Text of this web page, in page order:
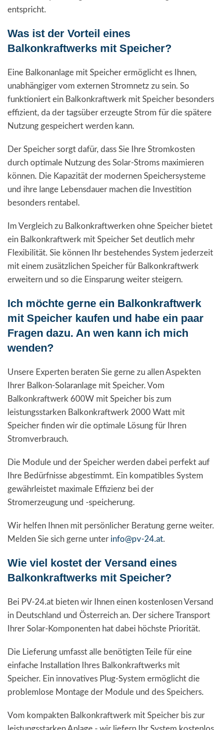
entspricht.
Was ist der Vorteil eines
Balkonkraftwerks mit Speicher?
Eine Balkonanlage mit Speicher ermöglicht es Ihnen,
unabhängiger vom externen Stromnetz zu sein. So
funktioniert ein Balkonkraftwerk mit Speicher besonders
effizient, da der tagsüber erzeugte Strom für die spätere
Nutzung gespeichert werden kann.
Der Speicher sorgt dafür, dass Sie Ihre Stromkosten
durch optimale Nutzung des Solar-Stroms maximieren
können. Die Kapazität der modernen Speichersysteme
und ihre lange Lebensdauer machen die Investition
besonders rentabel.
Im Vergleich zu Balkonkraftwerken ohne Speicher bietet
ein Balkonkraftwerk mit Speicher Set deutlich mehr
Flexibilität. Sie können Ihr bestehendes System jederzeit
mit einem zusätzlichen Speicher für Balkonkraftwerk
erweitern und so die Einsparung weiter steigern.
Ich möchte gerne ein Balkonkraftwerk
mit Speicher kaufen und habe ein paar
Fragen dazu. An wen kann ich mich
wenden?
Unsere Experten beraten Sie gerne zu allen Aspekten
Ihrer Balkon-Solaranlage mit Speicher. Vom
Balkonkraftwerk 600W mit Speicher bis zum
leistungsstarken Balkonkraftwerk 2000 Watt mit
Speicher finden wir die optimale Lösung für Ihren
Stromverbrauch.
Die Module und der Speicher werden dabei perfekt auf
Ihre Bedürfnisse abgestimmt. Ein kompatibles System
gewährleistet maximale Effizienz bei der
Stromerzeugung und -speicherung.
Wir helfen Ihnen mit persönlicher Beratung gerne weiter.
Melden Sie sich gerne unter info@pv-24.at.
Wie viel kostet der Versand eines
Balkonkraftwerks mit Speicher?
Bei PV-24.at bieten wir Ihnen einen kostenlosen Versand
in Deutschland und Österreich an. Der sichere Transport
Ihrer Solar-Komponenten hat dabei höchste Priorität.
Die Lieferung umfasst alle benötigten Teile für eine
einfache Installation Ihres Balkonkraftwerks mit
Speicher. Ein innovatives Plug-System ermöglicht die
problemlose Montage der Module und des Speichers.
Vom kompakten Balkonkraftwerk mit Speicher bis zur